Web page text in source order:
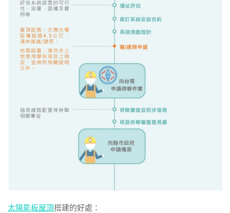
太陽能板屋頂搭建的好處：